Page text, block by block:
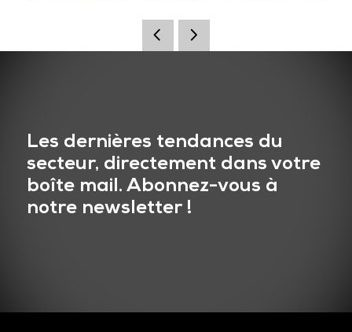
Les dernières tendances du
secteur, directement dans votre
boîte mail. Abonnez-vous à
notre newsletter !